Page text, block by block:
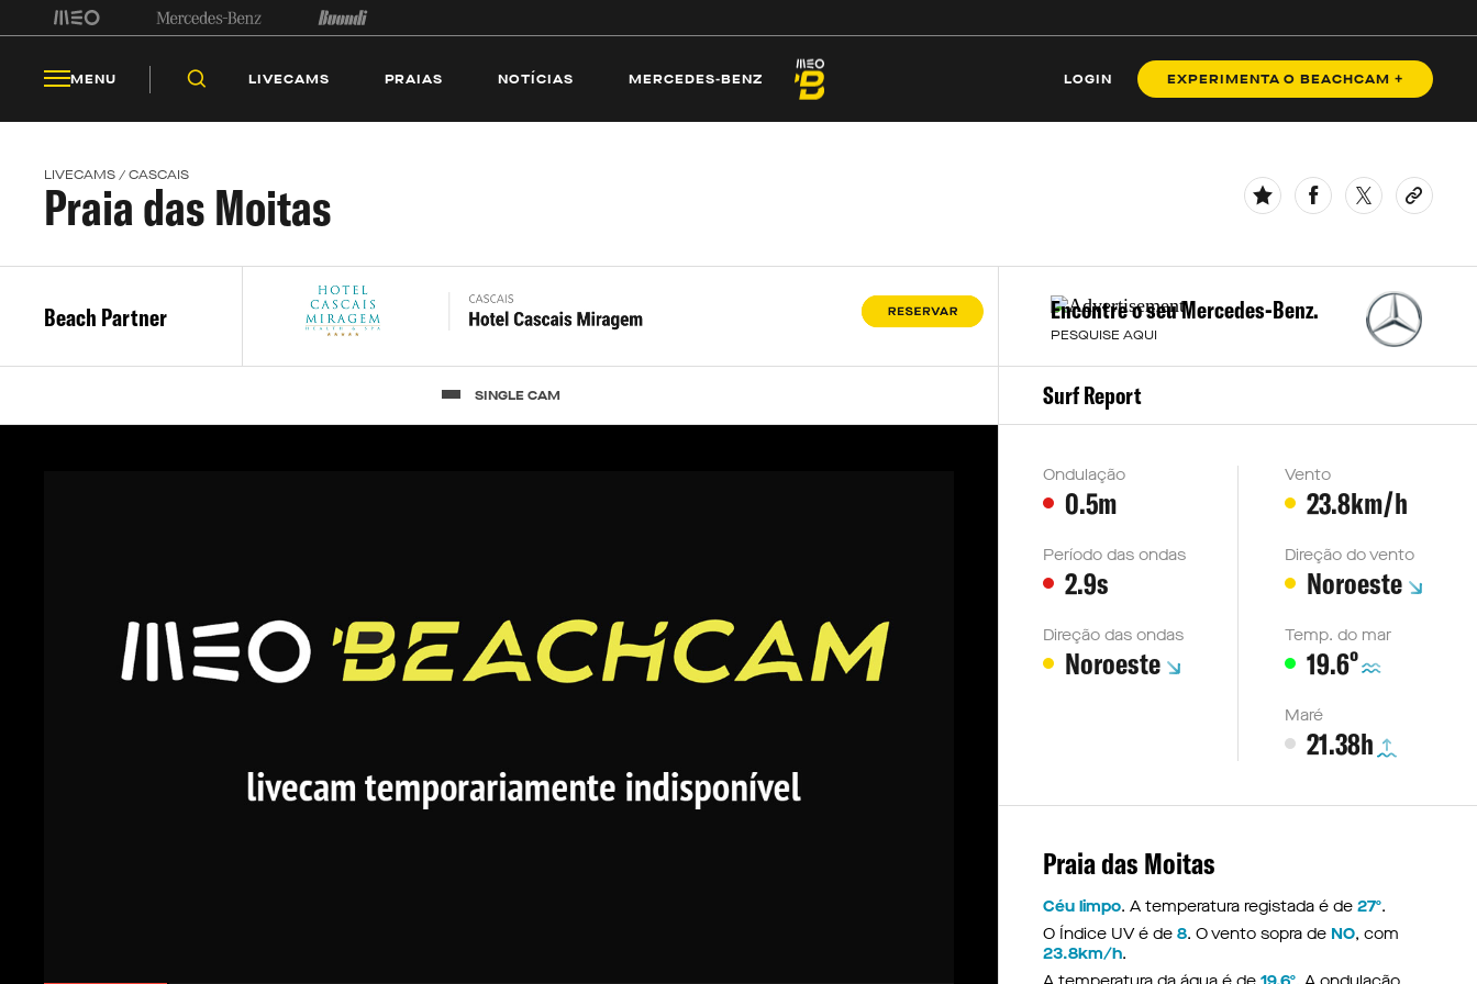
MENU LIVECAMS PRAIAS NOTÍCIAS MERCEDES-BENZ LOGIN EXPERIMENTA O BEACHCAM +
LIVECAMS PRAIAS NOTÍCIAS MERCEDES-BENZ
LIVECAMS / CASCAIS
Praia das Moitas
Beach Partner Encontre o seu Mercedes-Benz.
PESQUISE AQUI
SINGLE CAM Surf Report
Ondulação
0.5m
Período das ondas
2.9s
Direção das ondas
Noroeste
Vento
23.8km/h
Direção do vento
Noroeste
Temp. do mar
19.6º
Maré
21.38h
Praia das Moitas
Céu limpo. A temperatura registada é de 27º.
O Índice UV é de 8. O vento sopra de NO, com
23.8km/h.